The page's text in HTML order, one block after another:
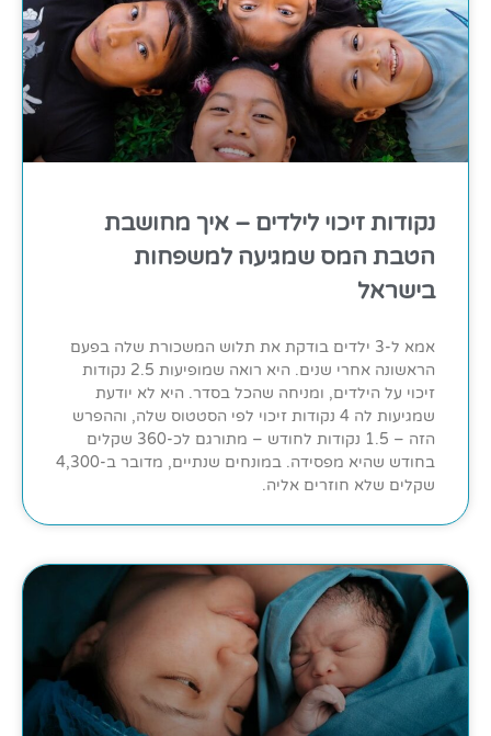
נקודות זיכוי לילדים – איך מחושבת
הטבת המס שמגיעה למשפחות
בישראל
אמא ל-3 ילדים בודקת את תלוש המשכורת שלה בפעם
הראשונה אחרי שנים. היא רואה שמופיעות 2.5 נקודות
זיכוי על הילדים, ומניחה שהכל בסדר. היא לא יודעת
שמגיעות לה 4 נקודות זיכוי לפי הסטטוס שלה, וההפרש
הזה – 1.5 נקודות לחודש – מתורגם לכ-360 שקלים
בחודש שהיא מפסידה. במונחים שנתיים, מדובר ב-4,300
שקלים שלא חוזרים אליה.